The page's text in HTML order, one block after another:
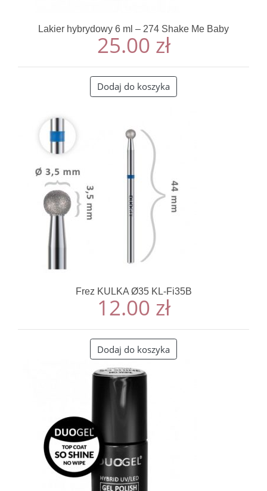
Lakier hybrydowy 6 ml – 274 Shake Me Baby
25.00 zł
Dodaj do koszyka
Frez KULKA Ø35 KL-Fi35B
12.00 zł
Dodaj do koszyka